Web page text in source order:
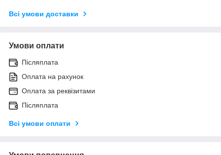
Всі умови доставки
Умови оплати
Післяплата
Оплата на рахунок
Оплата за реквізитами
Післяплата
Всі умови оплати